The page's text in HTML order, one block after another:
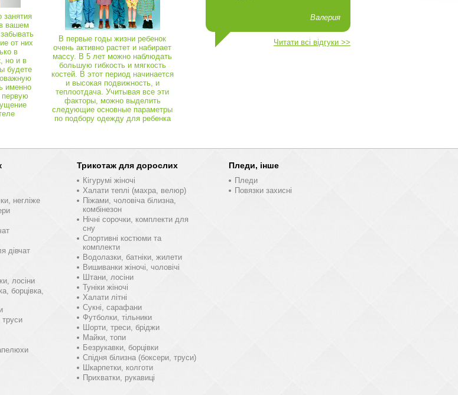
вашем
от них
в
но и в
будете
именно
первую
В первые годы жизни ребенок
очень активно растет и набирает
массу. В 5 лет можно наблюдать
большую гибкость и мягкость
костей. В этот период начинается
и высокая подвижность, и
теплоотдача. Учитывая все эти
факторы, можно выделить
следующие основные параметры
по подбору одежду для ребенка
Валерия
Читати всі відгуки >>
негліже
дівчат
лосіни
борцівка,
Трикотаж для дорослих
Кігурумі жіночі
Халати теплі (махра, велюр)
Піжами, чоловіча білизна,
комбінезон
Нічні сорочки, комплекти для
сну
Спортивні костюми та
комплекти
Водолазки, батніки, жилети
Вишиванки жіночі, чоловічі
Штани, лосіни
Туніки жіночі
Халати літні
Сукні, сарафани
Футболки, тільники
Шорти, треси, бріджи
Майки, топи
Безрукавки, борцівки
Спідня білизна (боксери, труси)
Шкарпетки, колготи
Прихватки, рукавиці
Пледи, інше
Пледи
Повязки захисні